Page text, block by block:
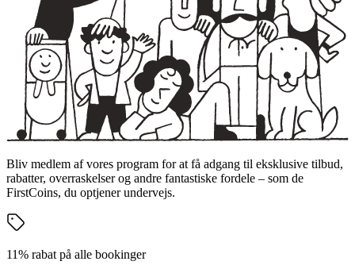
Bliv medlem af vores program for at få adgang til eksklusive tilbud,
rabatter, overraskelser og andre fantastiske fordele – som de
FirstCoins, du optjener undervejs.
11% rabat på alle bookinger